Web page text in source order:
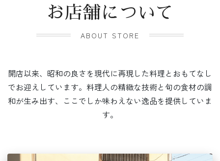
お店舗について
ABOUT STORE
開店以来、昭和の良さを現代に再現した料理とおもてなし
でお迎えしています。料理人の精緻な技術と旬の食材の調
和が生み出す、ここでしか味わえない逸品を提供していま
す。